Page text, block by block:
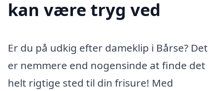
kan være tryg ved
Er du på udkig efter dameklip i Bårse? Det
er nemmere end nogensinde at finde det
helt rigtige sted til din frisure! Med